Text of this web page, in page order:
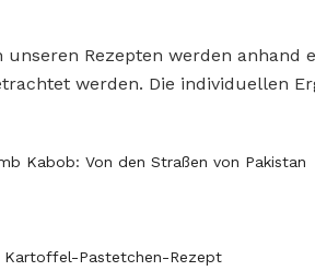
unseren Rezepten werden
werden. Die individuellen
Kabob: Von den Straßen von Pakistan
Kartoffel-Pastetchen-Rezept